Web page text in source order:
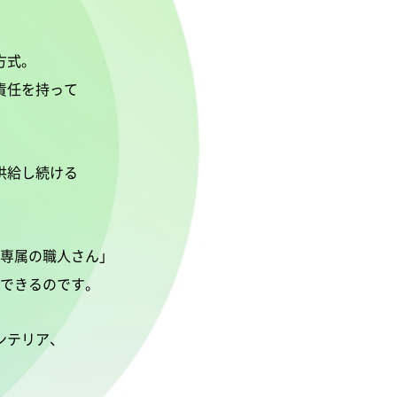
。
任を持って
給し続ける
属の職人さん」
きるのです。
リア、